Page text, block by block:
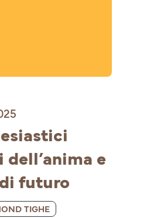
dell’anima e
futuro
TIGHE